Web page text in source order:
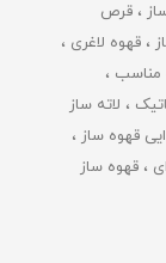
قرص
قهوه لاغری
مناسب
لاته ساز
قهوه ساز
قهوه ساز